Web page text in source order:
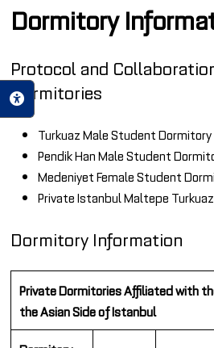
Dormitory
Protocol and
Dormitories
Turkuaz Male Student Dormitory
Pendik Han Male Student
Medeniyet Female Student
Private Istanbul Maltepe Turkuaz
Dormitory Information
Private Dormitories Affiliated with
the Asian Side of Istanbul